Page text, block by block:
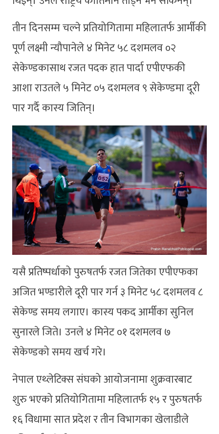
तीन दिनसम्म चल्ने प्रतियोगितामा महिलातर्फ आर्मीकी
पूर्ण लक्ष्मी न्यौपानेले ४ मिनेट ५८ दशमलव ०२
सेकेण्डकासाथ रजत पदक हात पार्दा एपीएफकी
आशा राउतले ५ मिनेट ०५ दशमलव ९ सेकेण्डमा दूरी
पार गर्दै कास्य जितिन्।
यसै प्रतिष्पर्धाको पुरुषतर्फ रजत जितेका एपीएफका
अजित भण्डारीले दूरी पार गर्न ३ मिनेट ५८ दशमलव ८
सेकेण्ड समय लगाए। कास्य पकद आर्मीका सुनिल
सुनारले जिते। उनले ४ मिनेट ०१ दशमलव ७
सेकेण्डको समय खर्च गरे।
नेपाल एथ्लेटिक्स संघको आयोजनामा शुक्रवारबाट
शुरु भएको प्रतियोगितामा महिलातर्फ १५ र पुरुषतर्फ
१६ विधामा सात प्रदेश र तीन विभागका खेलाडीले